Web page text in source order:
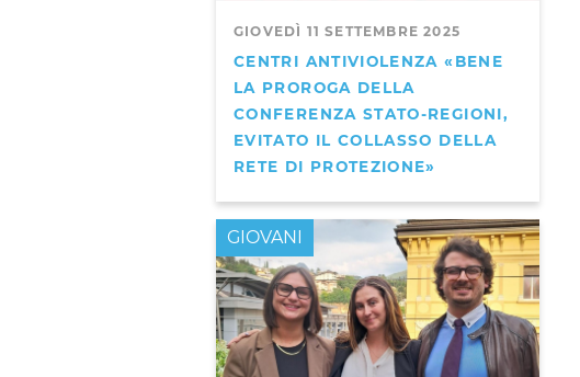
GIOVEDÌ 11 SETTEMBRE 2025
CENTRI ANTIVIOLENZA «BENE
LA PROROGA DELLA
CONFERENZA STATO-REGIONI,
EVITATO IL COLLASSO DELLA
RETE DI PROTEZIONE»
GIOVANI